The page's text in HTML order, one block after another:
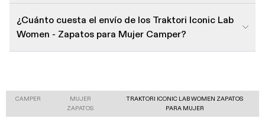
¿Cuánto cuesta el envío de los Traktori Iconic Lab
Women - Zapatos para Mujer Camper?
CAMPER
MUJER
ZAPATOS
TRAKTORI ICONIC LAB WOMEN ZAPATOS
PARA MUJER